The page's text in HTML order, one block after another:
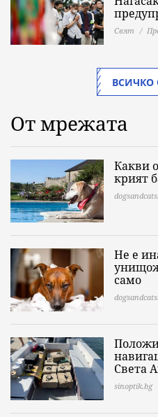
Свят
ВСИЧКО
От мрежата
Какви
крият
Не е
само
Света
sinoptik.bg